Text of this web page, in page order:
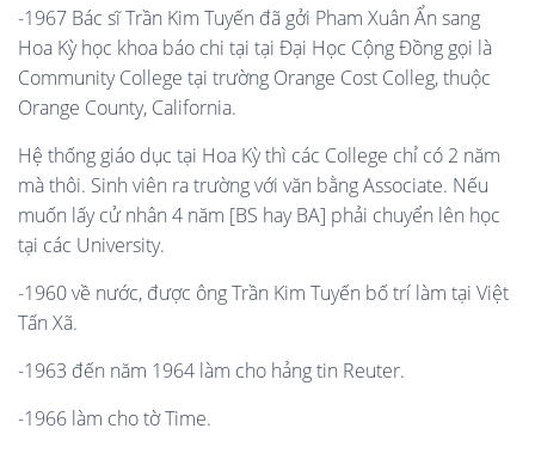
-1967 Bác sĩ Trần Kim Tuyến đã gởi Pham Xuân Ẩn sang
Hoa Kỳ học khoa báo chi tại tại Đại Học Cộng Đồng gọi là
Community College tại trường Orange Cost Colleg, thuộc
Orange County, California.
Hệ thống giáo dục tại Hoa Kỳ thì các College chỉ có 2 năm
mà thôi. Sinh viên ra trường với văn bằng Associate. Nếu
muốn lấy cử nhân 4 năm [BS hay BA] phải chuyển lên học
tại các University.
-1960 về nước, được ông Trần Kim Tuyến bố trí làm tại Việt
Tấn Xã.
-1963 đến năm 1964 làm cho hảng tin Reuter.
-1966 làm cho tờ Time.